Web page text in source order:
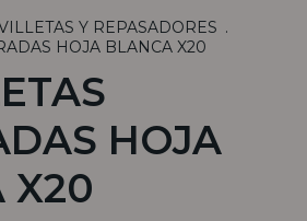
Y REPASADORES .
HOJA BLANCA X20
HOJA
X20